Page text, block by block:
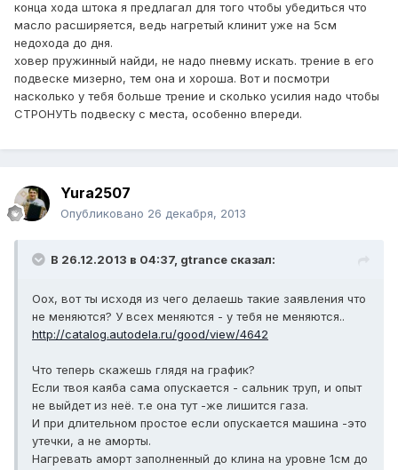
конца хода штока я предлагал для того чтобы убедиться что
масло расширяется, ведь нагретый клинит уже на 5см
недохода до дня.
ховер пружинный найди, не надо пневму искать. трение в его
подвеске мизерно, тем она и хороша. Вот и посмотри
насколько у тебя больше трение и сколько усилия надо чтобы
СТРОНУТЬ подвеску с места, особенно впереди.
Yura2507
Опубликовано 26 декабря, 2013
В 26.12.2013 в 04:37, gtrance сказал:
Оох, вот ты исходя из чего делаешь такие заявления что
не меняются? У всех меняются - у тебя не меняются..
http://catalog.autodela.ru/good/view/4642
Что теперь скажешь глядя на график?
Если твоя каяба сама опускается - сальник труп, и опыт
не выйдет из неё. т.е она тут -же лишится газа.
И при длительном простое если опускается машина -это
утечки, а не аморты.
Нагревать аморт заполненный до клина на уровне 1см до